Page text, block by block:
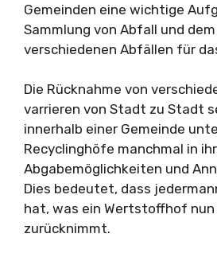
Gemeinden eine wichtige
Sammlung von Abfall und
verschiedenen Abfällen für
Die Rücknahme von
varrieren von Stadt zu Stadt
innerhalb einer Gemeinde
Recyclinghöfe manchmal in
Abgabemöglichkeiten und
Dies bedeutet, dass
hat, was ein Wertstoffhof
zurücknimmt.